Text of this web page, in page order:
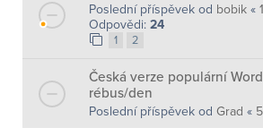
Poslední příspěvek od bobik «
Odpovědi: 24
1 2
Česká verze populární
rébus/den
Poslední příspěvek od Grad «